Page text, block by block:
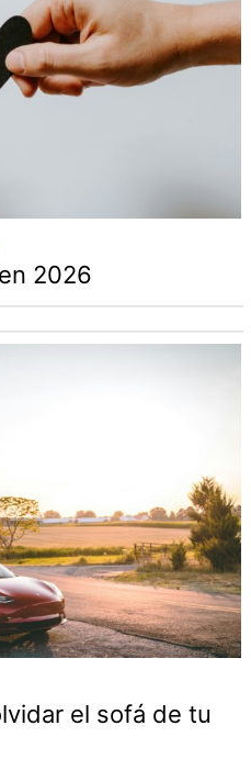
2026
el sofá de tu